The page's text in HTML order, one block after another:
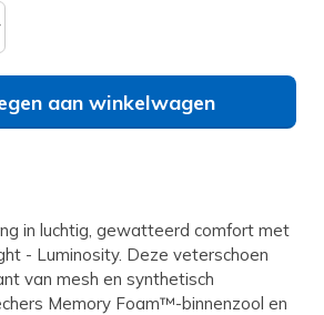
aan winkelwagen
in luchtig, gewatteerd comfort met
- Luminosity. Deze veterschoen
van mesh en synthetisch
Memory Foam™-binnenzool en